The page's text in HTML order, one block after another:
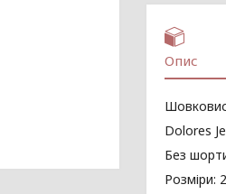
Опис
Dolores
Без
Розміри: